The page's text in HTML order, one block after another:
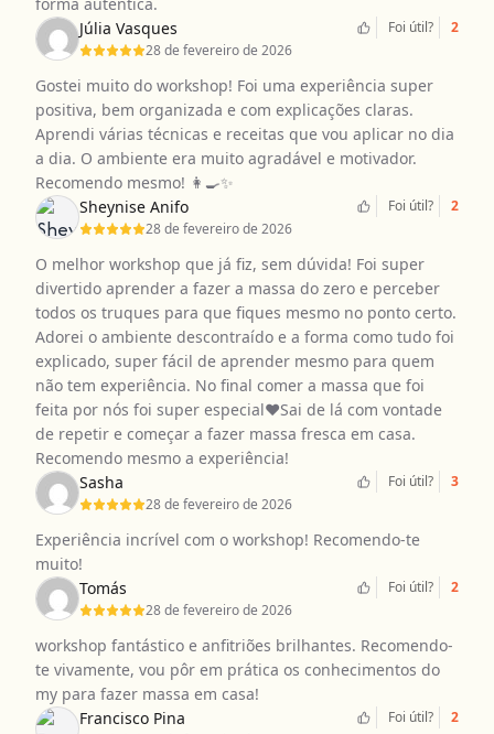
Júlia Vasques
28 de fevereiro de 2026
Foi útil? 2
Gostei muito do workshop! Foi uma experiência super
positiva, bem organizada e com explicações claras.
Aprendi várias técnicas e receitas que vou aplicar no dia
a dia. O ambiente era muito agradável e motivador.
Recomendo mesmo! 👩‍🍳✨
Sheynise Anifo
28 de fevereiro de 2026
Foi útil? 2
O melhor workshop que já fiz, sem dúvida! Foi super
divertido aprender a fazer a massa do zero e perceber
todos os truques para que fiques mesmo no ponto certo.
Adorei o ambiente descontraído e a forma como tudo foi
explicado, super fácil de aprender mesmo para quem
não tem experiência. No final comer a massa que foi
feita por nós foi super especial❤️Sai de lá com vontade
de repetir e começar a fazer massa fresca em casa.
Recomendo mesmo a experiência!
Sasha
28 de fevereiro de 2026
Foi útil? 3
Experiência incrível com o workshop! Recomendo-te
muito!
Tomás
28 de fevereiro de 2026
Foi útil? 2
workshop fantástico e anfitriões brilhantes. Recomendo-
te vivamente, vou pôr em prática os conhecimentos do
my para fazer massa em casa!
Francisco Pina
Foi útil? 2